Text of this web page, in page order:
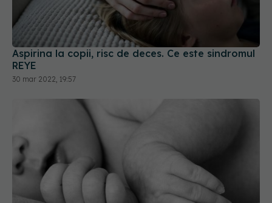
Aspirina la copii, risc de deces. Ce este sindromul
REYE
30 mar 2022, 19:57